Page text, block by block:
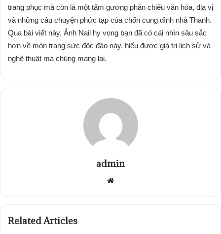
trang phục mà còn là một tấm gương phản chiếu văn hóa, địa vị
và những câu chuyện phức tạp của chốn cung đình nhà Thanh.
Qua bài viết này, Ảnh Nail hy vọng bạn đã có cái nhìn sâu sắc
hơn về món trang sức độc đáo này, hiểu được giá trị lịch sử và
nghệ thuật mà chúng mang lại.
admin
Website
Related Articles